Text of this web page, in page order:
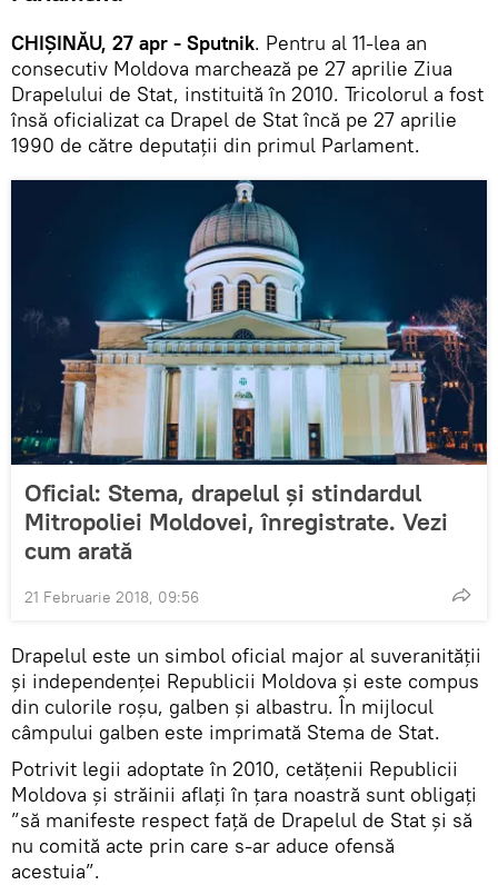
CHIȘINĂU, 27 apr - Sputnik. Pentru al 11-lea an
consecutiv Moldova marchează pe 27 aprilie Ziua
Drapelului de Stat, instituită în 2010. Tricolorul a fost
însă oficializat ca Drapel de Stat încă pe 27 aprilie
1990 de către deputații din primul Parlament.
Oficial: Stema, drapelul și stindardul
Mitropoliei Moldovei, înregistrate. Vezi
cum arată
21 Februarie 2018, 09:56
Drapelul este un simbol oficial major al suveranităţii
şi independenţei Republicii Moldova și este compus
din culorile roșu, galben și albastru. În mijlocul
câmpului galben este imprimată Stema de Stat.
Potrivit legii adoptate în 2010, cetăţenii Republicii
Moldova şi străinii aflaţi în țara noastră sunt obligați
”să manifeste respect faţă de Drapelul de Stat şi să
nu comită acte prin care s-ar aduce ofensă
acestuia”.